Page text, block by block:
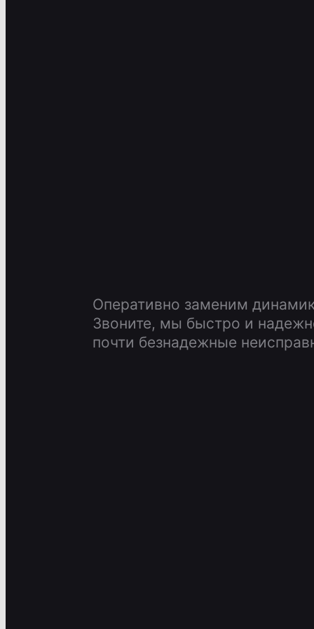
Оперативно заменим
Звоните, мы быстро и
почти безнадежные